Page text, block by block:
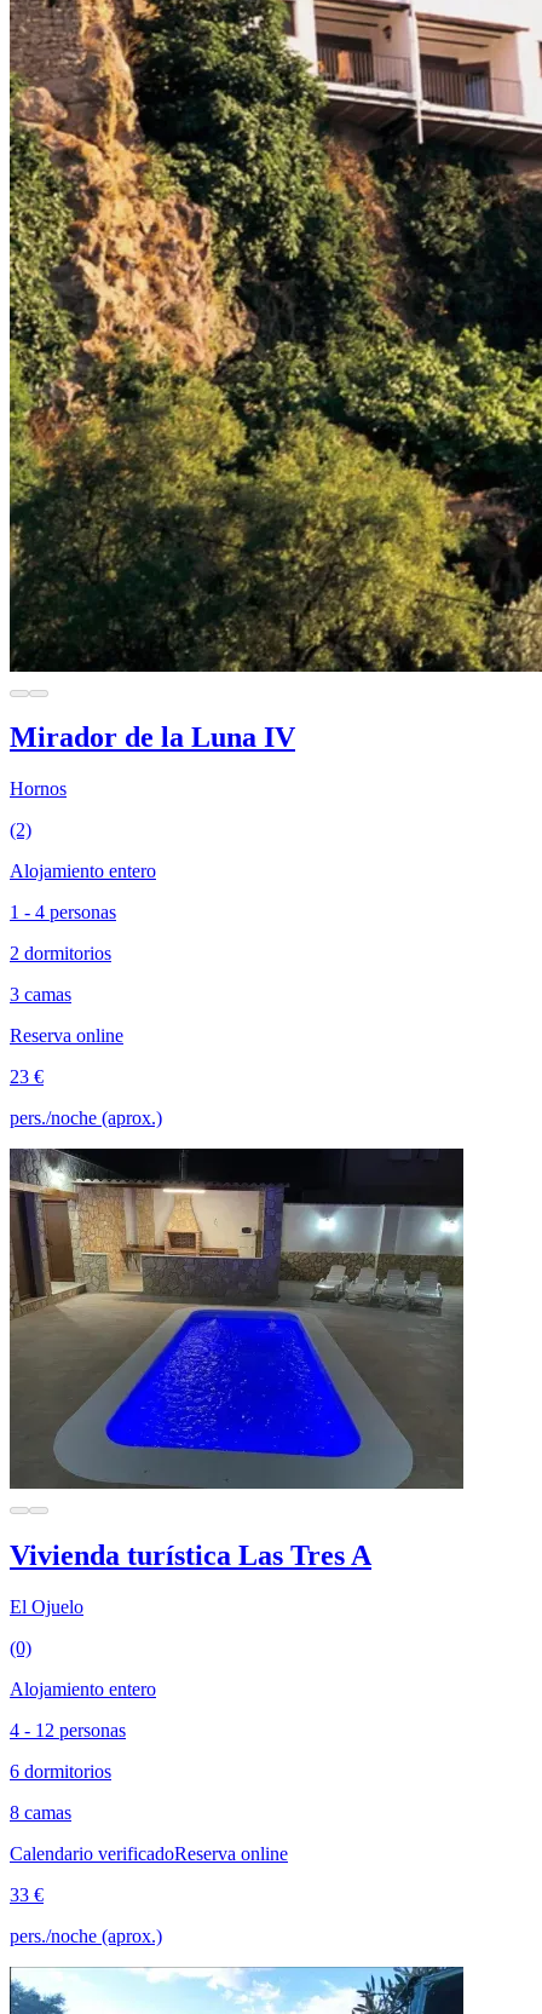
Mirador de la Luna IV
Hornos
(2)
Alojamiento entero
1 - 4 personas
2 dormitorios
3 camas
Reserva online
23 €
pers./noche (aprox.)
Vivienda turística Las Tres A
El Ojuelo
(0)
Alojamiento entero
4 - 12 personas
6 dormitorios
8 camas
Calendario verificadoReserva online
33 €
pers./noche (aprox.)